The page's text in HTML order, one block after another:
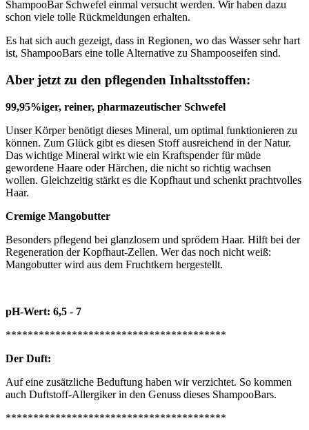
ShampooBar Schwefel einmal versucht werden. Wir haben dazu
schon viele tolle Rückmeldungen erhalten.
Es hat sich auch gezeigt, dass in Regionen, wo das Wasser sehr hart
ist, ShampooBars eine tolle Alternative zu Shampooseifen sind.
Aber jetzt zu den pflegenden Inhaltsstoffen:
99,95%iger, reiner, pharmazeutischer Schwefel
Unser Körper benötigt dieses Mineral, um optimal funktionieren zu
können. Zum Glück gibt es diesen Stoff ausreichend in der Natur.
Das wichtige Mineral wirkt wie ein Kraftspender für müde
gewordene Haare oder Härchen, die nicht so richtig wachsen
wollen. Gleichzeitig stärkt es die Kopfhaut und schenkt prachtvolles
Haar.
Cremige Mangobutter
Besonders pflegend bei glanzlosem und sprödem Haar. Hilft bei der
Regeneration der Kopfhaut-Zellen. Wer das noch nicht weiß:
Mangobutter wird aus dem Fruchtkern hergestellt.
pH-Wert: 6,5 - 7
****************************************
Der Duft:
Auf eine zusätzliche Beduftung haben wir verzichtet. So kommen
auch Duftstoff-Allergiker in den Genuss dieses ShampooBars.
****************************************